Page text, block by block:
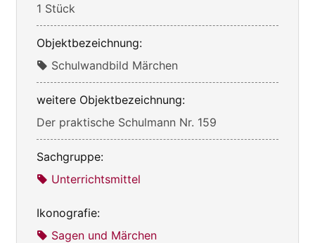
1 Stück
Objektbezeichnung:
Schulwandbild Märchen
weitere Objektbezeichnung:
Der praktische Schulmann Nr. 159
Sachgruppe:
Unterrichtsmittel
Ikonografie:
Sagen und Märchen